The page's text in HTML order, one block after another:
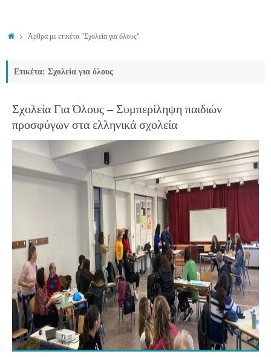
Άρθρα με ετικέτα "Σχολεία για όλους"
Ετικέτα: Σχολεία για όλους
Σχολεία Για Όλους – Συμπερίληψη παιδιών
προσφύγων στα ελληνικά σχολεία